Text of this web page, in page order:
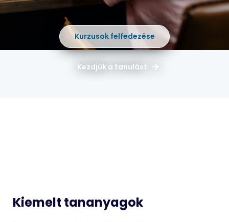
Kurzusok felfedezése
Kezdjük a tanulást
Kiemelt tananyagok